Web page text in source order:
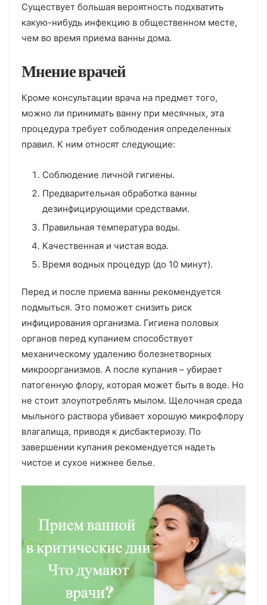
Существует большая вероятность подхватить
какую-нибудь инфекцию в общественном месте,
чем во время приема ванны дома.
Мнение врачей
Кроме консультации врача на предмет того,
можно ли принимать ванну при месячных, эта
процедура требует соблюдения определенных
правил. К ним относят следующие:
Соблюдение личной гигиены.
Предварительная обработка ванны
дезинфицирующими средствами.
Правильная температура воды.
Качественная и чистая вода.
Время водных процедур (до 10 минут).
Перед и после приема ванны рекомендуется
подмыться. Это поможет снизить риск
инфицирования организма. Гигиена половых
органов перед купанием способствует
механическому удалению болезнетворных
микроорганизмов. А после купания – убирает
патогенную флору, которая может быть в воде. Но
не стоит злоупотреблять мылом. Щелочная среда
мыльного раствора убивает хорошую микрофлору
влагалища, приводя к дисбактериозу. По
завершении купания рекомендуется надеть
чистое и сухое нижнее белье.